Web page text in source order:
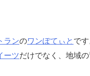
ランのワンぽてぃとです
ーツだけでなく、地域